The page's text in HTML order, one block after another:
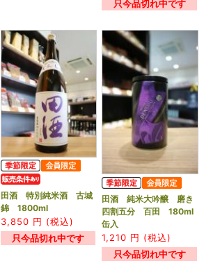
只今品切れ中です
田酒 特別純米酒 古城
錦 1800ml
3,850 円 (税込)
只今品切れ中です
田酒 純米大吟醸 磨き
四割五分 百田 180ml
缶入
1,210 円 (税込)
只今品切れ中です